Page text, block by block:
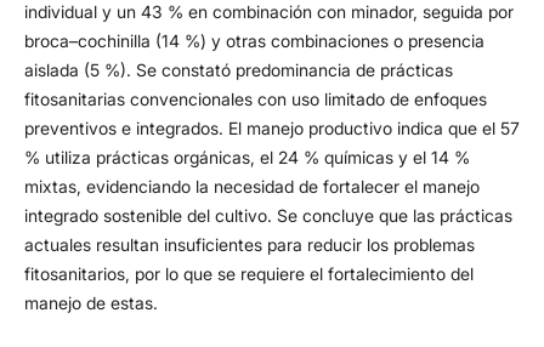
individual y un 43 % en combinación con minador, seguida por
broca–cochinilla (14 %) y otras combinaciones o presencia
aislada (5 %). Se constató predominancia de prácticas
fitosanitarias convencionales con uso limitado de enfoques
preventivos e integrados. El manejo productivo indica que el 57
% utiliza prácticas orgánicas, el 24 % químicas y el 14 %
mixtas, evidenciando la necesidad de fortalecer el manejo
integrado sostenible del cultivo. Se concluye que las prácticas
actuales resultan insuficientes para reducir los problemas
fitosanitarios, por lo que se requiere el fortalecimiento del
manejo de estas.